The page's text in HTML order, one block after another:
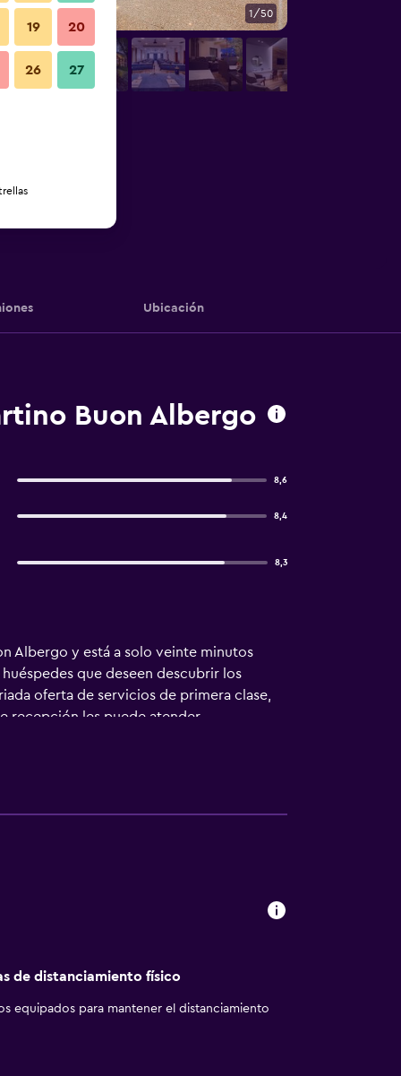
1/50
Ubicación
Buon Albergo
8,6
8,4
8,3
Albergo y está a solo veinte minutos
que deseen descubrir los
oferta de servicios de primera clase,
recepción les puede atender
luminosas habitaciones provistas de un
de distanciamiento físico
equipados para mantener el distanciamiento
19 20
26 27